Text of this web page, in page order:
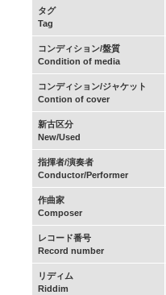
タグ
Tag
コンディション/盤質
Condition of media
コンディション/ジャケット
Contion of cover
新古区分
New/Used
指揮者/演奏者
Conductor/Performer
作曲家
Composer
レコード番号
Record number
リディム
Riddim